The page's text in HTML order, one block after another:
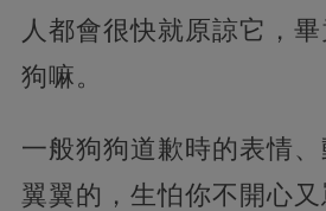
人都會很快就原諒它，
狗嘛。
一般狗狗道歉時的表情
翼翼的，生怕你不開心又